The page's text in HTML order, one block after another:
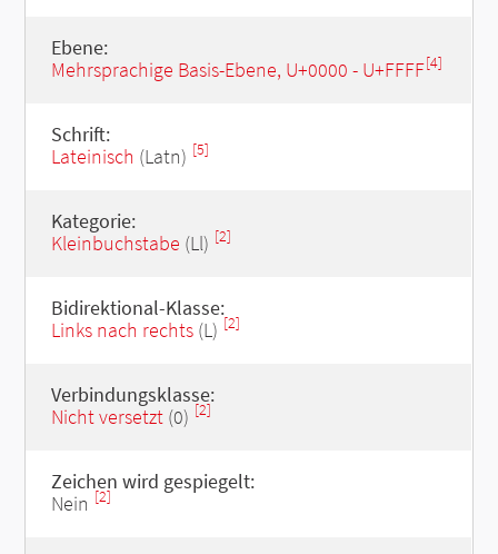
Ebene:
Mehrsprachige Basis-Ebene, U+0000 - U+FFFF[4]
Schrift:
Lateinisch (Latn) [5]
Kategorie:
Kleinbuchstabe (Ll) [2]
Bidirektional-Klasse:
Links nach rechts(L) [2]
Verbindungsklasse:
Nicht versetzt(0) [2]
Zeichen wird gespiegelt:
Nein [2]